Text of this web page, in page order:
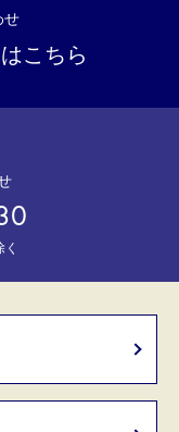
せ
こちら